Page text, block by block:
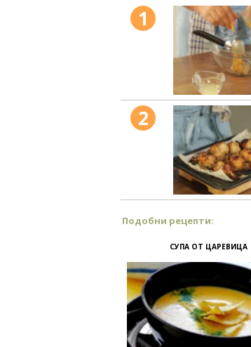
1
2
Подобни рецепти:
СУПА ОТ ЦАРЕВИЦА